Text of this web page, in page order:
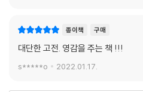
하나이다. 프랑스의 다양성에서 단일
제1장 ‘다양성의 나라 프랑스’에서는
‘시각화’를 통해 보여 준다. 독립적으로
종이책 구매
대단한 고전. 영감을 주는 책 !!!
s*****o 2022.01.17.